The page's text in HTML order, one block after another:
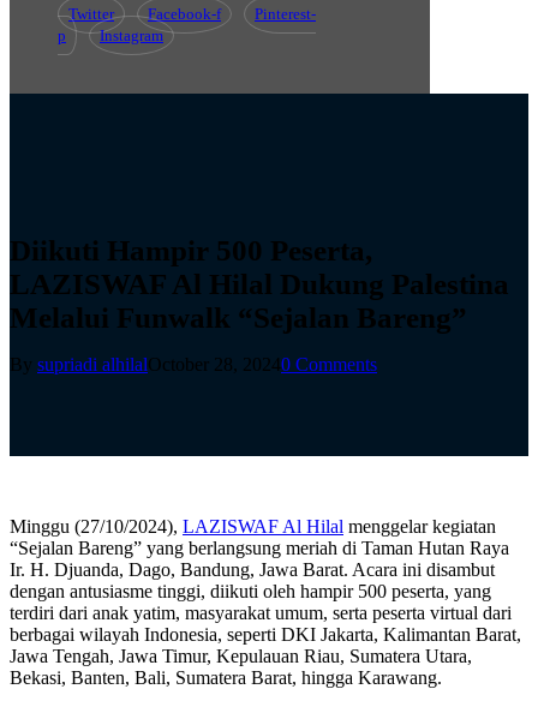
Twitter Facebook-f
Pinterest-
p
Instagram
Diikuti Hampir 500 Peserta,
LAZISWAF Al Hilal Dukung Palestina
Melalui Funwalk “Sejalan Bareng”
By supriadi alhilalOctober 28, 20240 Comments
Minggu (27/10/2024), LAZISWAF Al Hilal menggelar kegiatan
“Sejalan Bareng” yang berlangsung meriah di Taman Hutan Raya
Ir. H. Djuanda, Dago, Bandung, Jawa Barat. Acara ini disambut
dengan antusiasme tinggi, diikuti oleh hampir 500 peserta, yang
terdiri dari anak yatim, masyarakat umum, serta peserta virtual dari
berbagai wilayah Indonesia, seperti DKI Jakarta, Kalimantan Barat,
Jawa Tengah, Jawa Timur, Kepulauan Riau, Sumatera Utara,
Bekasi, Banten, Bali, Sumatera Barat, hingga Karawang.